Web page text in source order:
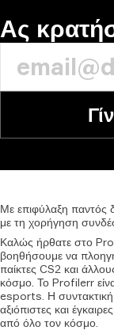
Ας
Με επιφύλαξη παντός
με τη χορήγηση
Καλώς ήρθατε στο
βοηθήσουμε να
παίκτες CS2 και
κόσμο. Το Profilerr
esports. Η συντακτική
αξιόπιστες και
από όλο τον κόσμο.